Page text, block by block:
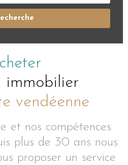
immobilier
vendéenne
et nos compétences
plus de 30 ans nous
proposer un service